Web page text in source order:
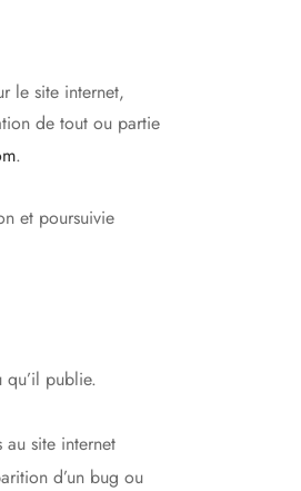
le site internet,
de tout ou partie
.
et poursuivie
publie.
au site internet
d’un bug ou